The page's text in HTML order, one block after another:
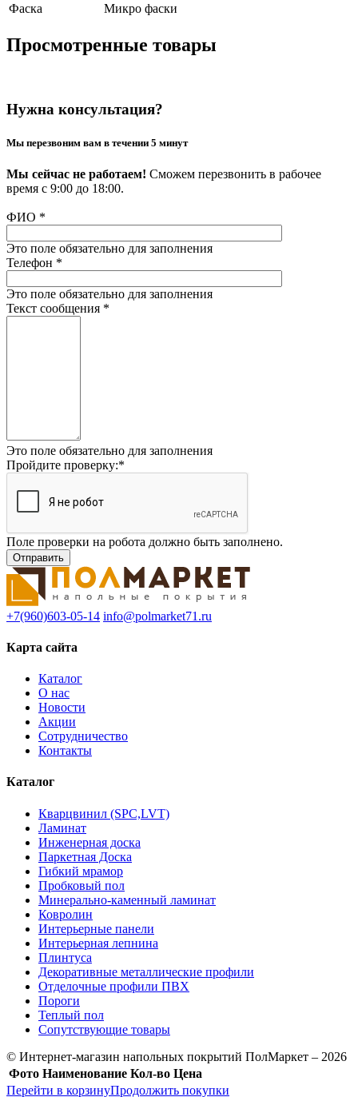
Фаска
Микро фаски
Просмотренные товары
Нужна консультация?
Мы перезвоним вам в течении 5 минут
Мы сейчас не работаем! Сможем перезвонить в рабочее
время с 9:00 до 18:00.
ФИО *
Это поле обязательно для заполнения
Телефон *
Это поле обязательно для заполнения
Текст сообщения *
Это поле обязательно для заполнения
Пройдите проверку:*
Поле проверки на робота должно быть заполнено.
+7(960)603-05-14 info@polmarket71.ru
Карта сайта
Каталог
О нас
Новости
Акции
Сотрудничество
Контакты
Каталог
Кварцвинил (SPC,LVT)
Ламинат
Инженерная доска
Паркетная Доска
Гибкий мрамор
Пробковый пол
Минерально-каменный ламинат
Ковролин
Интерьерные панели
Интерьерная лепнина
Плинтуса
Декоративные металлические профили
Отделочные профили ПВХ
Пороги
Теплый пол
Сопутствующие товары
© Интернет-магазин напольных покрытий ПолМаркет – 2026
Фото Наименование Кол-во Цена
Перейти в корзинуПродолжить покупки